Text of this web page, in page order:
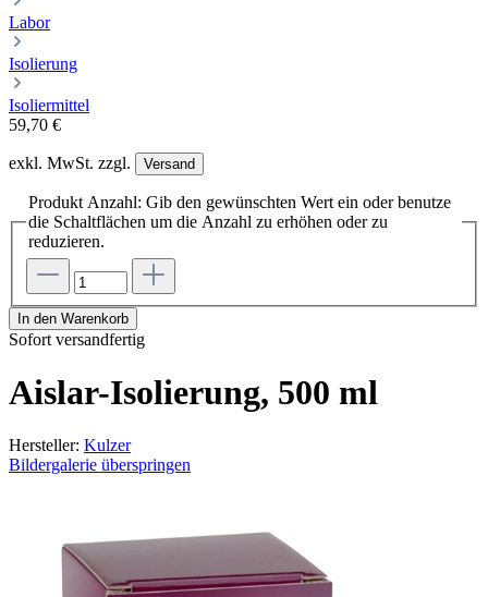
Labor
Isolierung
Isoliermittel
59,70 €
exkl. MwSt. zzgl. Versand
Produkt Anzahl: Gib den gewünschten Wert ein oder benutze
die Schaltflächen um die Anzahl zu erhöhen oder zu
reduzieren.
In den Warenkorb
Sofort versandfertig
Aislar-Isolierung, 500 ml
Hersteller: Kulzer
Bildergalerie überspringen